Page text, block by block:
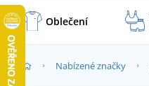
Oblečení
Nabízené značky